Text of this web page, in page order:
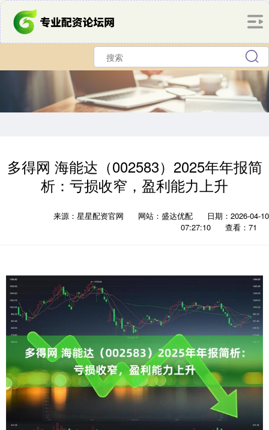
多得网 海能达（002583）2025年年报简
析：亏损收窄，盈利能力上升
来源：星星配资官网 网站：盛达优配
日期：2026-04-10
07:27:10
查看：71